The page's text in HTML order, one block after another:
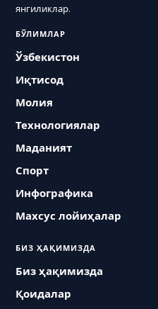
янгиликлар.
БЎЛИМЛАР
Ўзбекистон
Иқтисод
Молия
Технологиялар
Маданият
Спорт
Инфографика
Махсус лойиҳалар
БИЗ ҲАҚИМИЗДА
Биз ҳақимизда
Қоидалар